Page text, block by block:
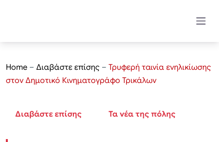
Home – Διαβάστε επίσης – Τρυφερή ταινία ενηλικίωσης
στον Δημοτικό Κινηματογράφο Τρικάλων
Διαβάστε επίσης Τα νέα της πόλης